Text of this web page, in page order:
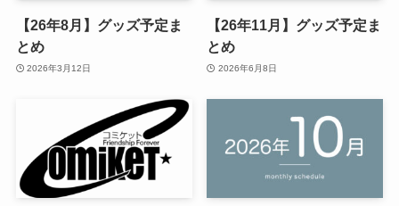
【26年8月】グッズ予定ま
とめ
2026年3月12日
【26年11月】グッズ予定ま
とめ
2026年6月8日